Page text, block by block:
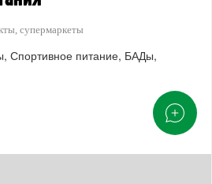
супермаркеты
Спортивное питание БАДы,